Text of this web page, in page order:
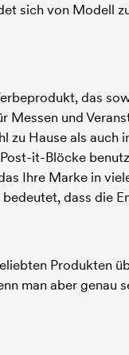
sich von Modell
das
und
Hause als
it-Blöcke
Ihre Marke in
dass die
Produkten
man aber